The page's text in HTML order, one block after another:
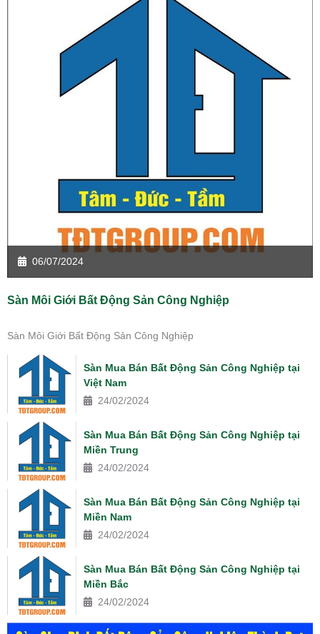
06/07/2024
Sàn Môi Giới Bất Động Sản Công Nghiệp
Sàn Môi Giới Bất Động Sản Công Nghiệp
Sàn Mua Bán Bất Động Sản Công Nghiệp tại
Việt Nam
24/02/2024
Sàn Mua Bán Bất Động Sản Công Nghiệp tại
Miền Trung
24/02/2024
Sàn Mua Bán Bất Động Sản Công Nghiệp tại
Miền Nam
24/02/2024
Sàn Mua Bán Bất Động Sản Công Nghiệp tại
Miền Bắc
24/02/2024